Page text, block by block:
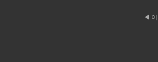
◀